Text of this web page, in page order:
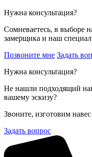
Нужна консультация?
Сомневаетесь, в выборе
замерщика и наш
Позвоните мне Задать
Нужна консультация?
Не нашли подходящий
вашему эскизу?
Звоните, изготовим
Задать вопрос